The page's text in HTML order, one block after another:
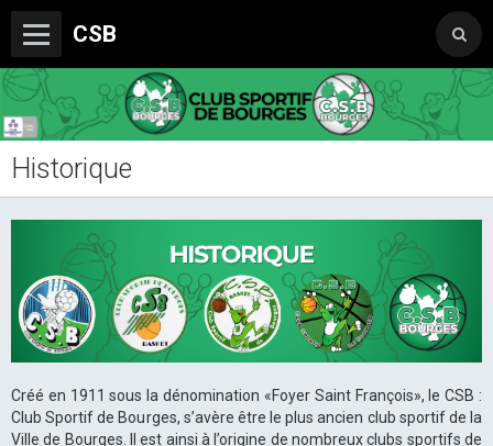
CSB
Le Club
Trophée Sorcelle Abeille Assurances
Les Partenaires
Photos
Sondages
Historique
Créé en 1911 sous la dénomination «Foyer Saint François», le CSB :
Club Sportif de Bourges, s’avère être le plus ancien club sportif de la
Ville de Bourges. Il est ainsi à l’origine de nombreux clubs sportifs de